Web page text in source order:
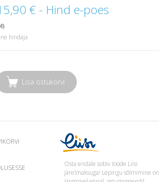
€ - Hind e-poes
hindaja
Lisa ostukorvi
Osta endale sobiv toode Liisi
järelmaksuga! Lepingu sõlmimine on